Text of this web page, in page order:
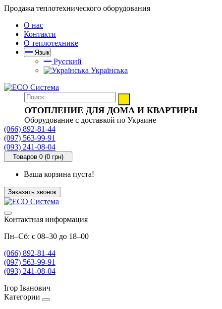
Продажа теплотехнического оборудования
О нас
Контакти
О теплотехнике
Язык
Русский
Українська
ОТОПЛЕНИЕ ДЛЯ ДОМА И КВАРТИРЫ
Оборудование с доставкой по Украине
(066) 892-81-44
(097) 563-99-91
(093) 241-08-04
Товаров 0 (0 грн)
Ваша корзина пуста!
Заказать звонок
Контактная информация
Пн–Сб: с 08–30 до 18–00
(066) 892-81-44
(097) 563-99-91
(093) 241-08-04
Ігор Іванович
Категории